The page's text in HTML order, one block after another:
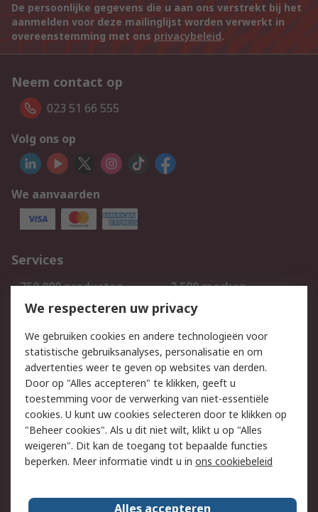
De persoonlijke gegevens die u aan ons verstrekt bij het
aanmelden voor deze mailinglijst worden verwerkt in
overeenstemming met ons privacybeleid.
Neem contact op
023 51 66 555
Volg ons op
We aanvaarden
Services
750.000 producten
2.500 merken
Bestellen
Inkoopoplossingen
Track & Trace
Wettelijk
Cookiebeleid
Email veiligheid
Privacybeleid
Websitevoorwaarden
Algemene
verkoopvoorwaarden
Over RS
We respecteren uw privacy
We gebruiken cookies en andere technologieën voor
statistische gebruiksanalyses, personalisatie en om
advertenties weer te geven op websites van derden.
Door op "Alles accepteren" te klikken, geeft u
toestemming voor de verwerking van niet-essentiële
cookies. U kunt uw cookies selecteren door te klikken op
"Beheer cookies". Als u dit niet wilt, klikt u op "Alles
weigeren". Dit kan de toegang tot bepaalde functies
beperken. Meer informatie vindt u in ons cookiebeleid
Alles accepteren